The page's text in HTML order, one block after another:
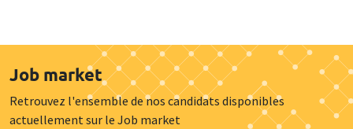
Job market
Retrouvez l'ensemble de nos candidats disponibles
actuellement sur le Job market